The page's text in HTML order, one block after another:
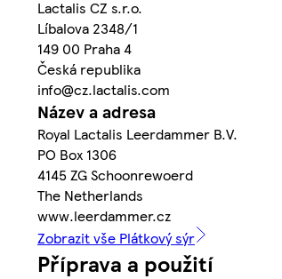
Lactalis CZ s.r.o.
Líbalova 2348/1
149 00 Praha 4
Česká republika
info@cz.lactalis.com
Název a adresa
Royal Lactalis Leerdammer B.V.
PO Box 1306
4145 ZG Schoonrewoerd
The Netherlands
www.leerdammer.cz
Zobrazit vše Plátkový sýr
Příprava a použití